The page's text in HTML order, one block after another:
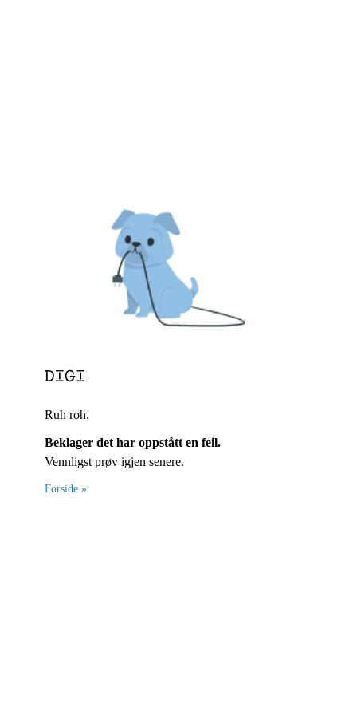
Ruh roh.
Beklager det har oppstått en feil.
Vennligst prøv igjen senere.
Forside »